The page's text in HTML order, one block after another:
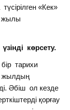
«Кек»
жылы
көрсету.
тарихи
жылдың
Әбіш ол кезде
қорғау